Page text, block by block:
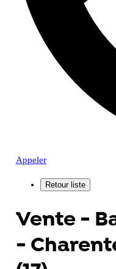
Appeler
Vente -
-